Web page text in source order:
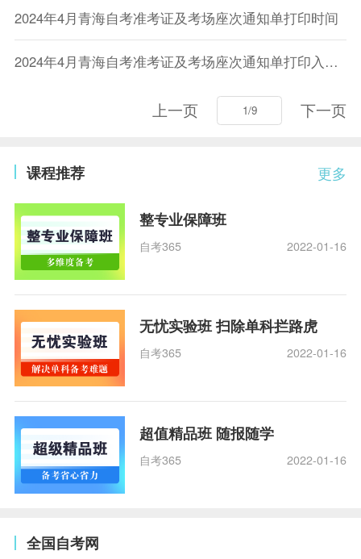
2024年4月青海自考准考证及考场座次通知单打印时间
2024年4月青海自考准考证及考场座次通知单打印入口已开通
上一页 下一页
更多
课程推荐
整专业保障班
自考365 2022-01-16
无忧实验班 扫除单科拦路虎
自考365 2022-01-16
超值精品班 随报随学
自考365 2022-01-16
全国自考网